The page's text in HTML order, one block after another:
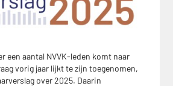
een aantal NVVK-leden komt naar
vorig jaar lijkt te zijn toegenomen,
over 2025. Daarin